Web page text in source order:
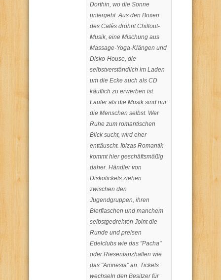
Dorthin, wo die Sonne
untergeht. Aus den Boxen
des Cafés dröhnt Chillout-
Musik, eine Mischung aus
Massage-Yoga-Klängen und
Disko-House, die
selbstverständlich im Laden
um die Ecke auch als CD
käuflich zu erwerben ist.
Lauter als die Musik sind nur
die Menschen selbst. Wer
Ruhe zum romantischen
Blick sucht, wird eher
enttäuscht. Ibizas Romantik
kommt hier geschäftsmäßig
daher. Händler von
Diskotickets ziehen
zwischen den
Jugendgruppen, ihren
Bierflaschen und manchem
selbstgedrehten Joint die
Runde und preisen
Edelclubs wie das "Pacha"
oder Riesentanzhallen wie
das "Amnesia" an. Tickets
wechseln den Besitzer für